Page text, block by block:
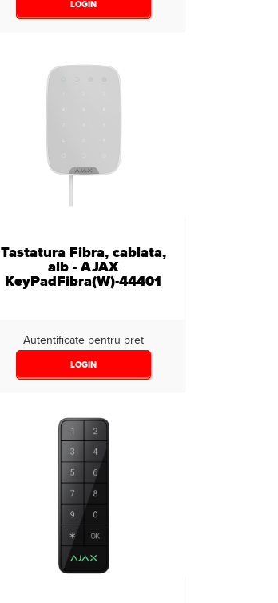
LOGIN
Tastatura Fibra, cablata,
alb - AJAX
KeyPadFibra(W)-44401
Autentificate pentru pret
LOGIN